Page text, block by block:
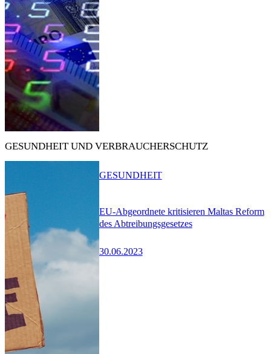
GESUNDHEIT UND VERBRAUCHERSCHUTZ
EU-Abgeordnete kritisieren Maltas Reform
des Abtreibungsgesetzes
30.06.2023
GESUNDHEIT